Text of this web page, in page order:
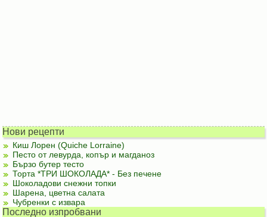
Нови рецепти
Киш Лорен (Quiche Lorraine)
Песто от левурда, копър и магданоз
Бързо бутер тесто
Торта *ТРИ ШОКОЛАДА* - Без печене
Шоколадови снежни топки
Шарена, цветна салата
Чубренки с извара
Последно изпробвани